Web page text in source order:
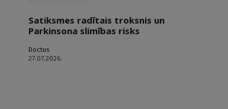
Satiksmes radītais troksnis un
Parkinsona slimības risks
Doctus
27.07.2026.